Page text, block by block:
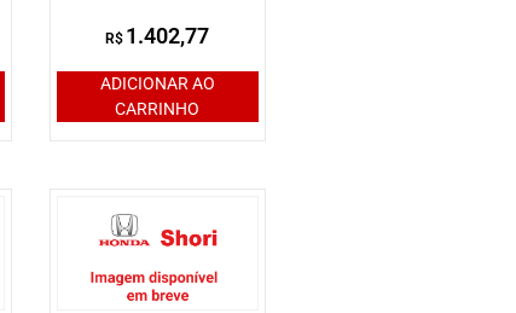
R$ 1.402,77
ADICIONAR AO
CARRINHO